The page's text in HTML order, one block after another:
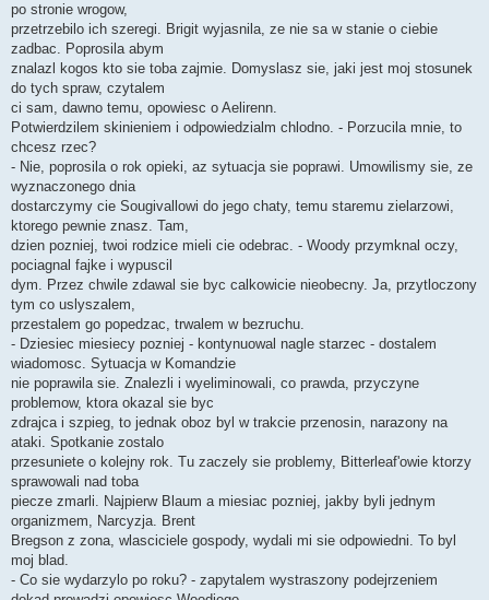
po stronie wrogow,
przetrzebilo ich szeregi. Brigit wyjasnila, ze nie sa w stanie o ciebie
zadbac. Poprosila abym
znalazl kogos kto sie toba zajmie. Domyslasz sie, jaki jest moj stosunek
do tych spraw, czytalem
ci sam, dawno temu, opowiesc o Aelirenn.
Potwierdzilem skinieniem i odpowiedzialm chlodno. - Porzucila mnie, to
chcesz rzec?
- Nie, poprosila o rok opieki, az sytuacja sie poprawi. Umowilismy sie, ze
wyznaczonego dnia
dostarczymy cie Sougivallowi do jego chaty, temu staremu zielarzowi,
ktorego pewnie znasz. Tam,
dzien pozniej, twoi rodzice mieli cie odebrac. - Woody przymknal oczy,
pociagnal fajke i wypuscil
dym. Przez chwile zdawal sie byc calkowicie nieobecny. Ja, przytloczony
tym co uslyszalem,
przestalem go popedzac, trwalem w bezruchu.
- Dziesiec miesiecy pozniej - kontynuowal nagle starzec - dostalem
wiadomosc. Sytuacja w Komandzie
nie poprawila sie. Znalezli i wyeliminowali, co prawda, przyczyne
problemow, ktora okazal sie byc
zdrajca i szpieg, to jednak oboz byl w trakcie przenosin, narazony na
ataki. Spotkanie zostalo
przesuniete o kolejny rok. Tu zaczely sie problemy, Bitterleaf'owie ktorzy
sprawowali nad toba
piecze zmarli. Najpierw Blaum a miesiac pozniej, jakby byli jednym
organizmem, Narcyzja. Brent
Bregson z zona, wlasciciele gospody, wydali mi sie odpowiedni. To byl
moj blad.
- Co sie wydarzylo po roku? - zapytalem wystraszony podejrzeniem